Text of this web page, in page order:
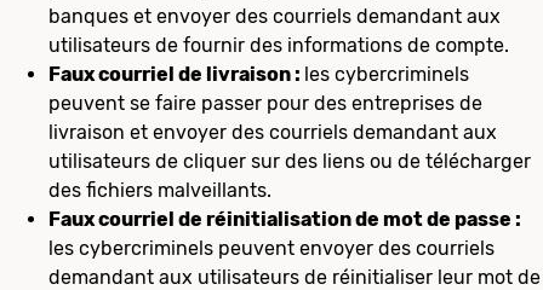
banques et envoyer des courriels demandant aux
utilisateurs de fournir des informations de compte.
Faux courriel de livraison : les cybercriminels
peuvent se faire passer pour des entreprises de
livraison et envoyer des courriels demandant aux
utilisateurs de cliquer sur des liens ou de télécharger
des fichiers malveillants.
Faux courriel de réinitialisation de mot de passe :
les cybercriminels peuvent envoyer des courriels
demandant aux utilisateurs de réinitialiser leur mot de